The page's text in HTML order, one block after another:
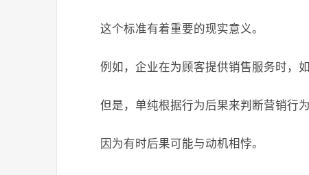
这个标准有着重要的现实意义。
例如，企业在为顾客提供销售服务时，
但是，单纯根据行为后果来判断营销行
因为有时后果可能与动机相悖。